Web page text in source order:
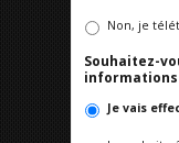
Non, je
Souhaitez-
informations
Je vais